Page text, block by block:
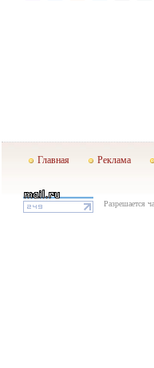
Главная Реклама
Разрешается